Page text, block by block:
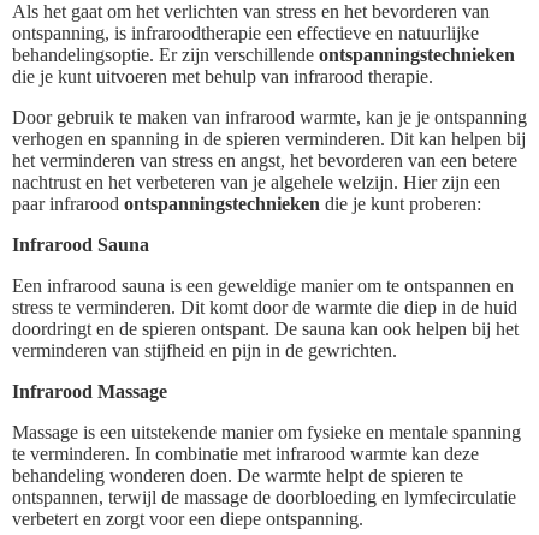
Als het gaat om het verlichten van stress en het bevorderen van
ontspanning, is infraroodtherapie een effectieve en natuurlijke
behandelingsoptie. Er zijn verschillende ontspanningstechnieken
die je kunt uitvoeren met behulp van infrarood therapie.
Door gebruik te maken van infrarood warmte, kan je je ontspanning
verhogen en spanning in de spieren verminderen. Dit kan helpen bij
het verminderen van stress en angst, het bevorderen van een betere
nachtrust en het verbeteren van je algehele welzijn. Hier zijn een
paar infrarood ontspanningstechnieken die je kunt proberen:
Infrarood Sauna
Een infrarood sauna is een geweldige manier om te ontspannen en
stress te verminderen. Dit komt door de warmte die diep in de huid
doordringt en de spieren ontspant. De sauna kan ook helpen bij het
verminderen van stijfheid en pijn in de gewrichten.
Infrarood Massage
Massage is een uitstekende manier om fysieke en mentale spanning
te verminderen. In combinatie met infrarood warmte kan deze
behandeling wonderen doen. De warmte helpt de spieren te
ontspannen, terwijl de massage de doorbloeding en lymfecirculatie
verbetert en zorgt voor een diepe ontspanning.